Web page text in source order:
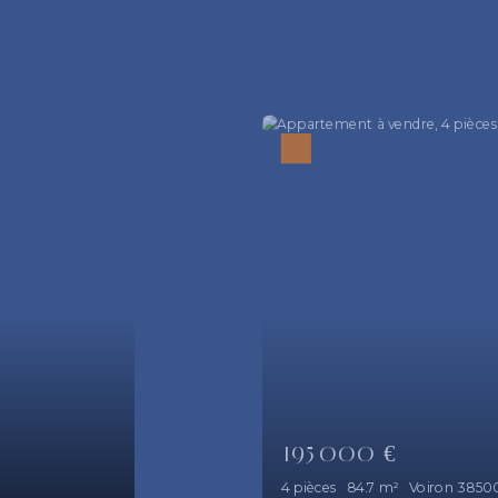
5 pièces